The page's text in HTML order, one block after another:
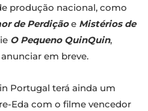
produção nacional, como
de Perdiçãoe Mistérios de
O Pequeno QuinQuin,
em breve.
Portugal terá ainda um
Eda com o filme vencedor